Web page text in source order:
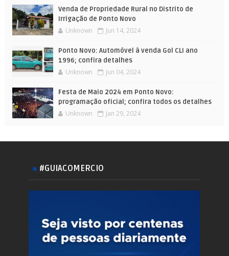
Venda de Propriedade Rural no Distrito de
Irrigação de Ponto Novo
Unknown Jun 14, 2024
Ponto Novo: Automóvel à venda Gol CLI ano
1996; confira detalhes
Unknown Jun 04, 2024
Festa de Maio 2024 em Ponto Novo:
programação oficial; confira todos os detalhes
Unknown Jan 29, 2024
#GUIACOMERCIO